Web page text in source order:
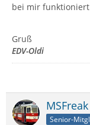
bei mir funktioniert
Gruß
EDV-Oldi
MSFreak
Senior-